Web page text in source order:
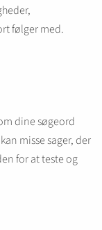
følger med.
dine søgeord
misse sager, der
for at teste og